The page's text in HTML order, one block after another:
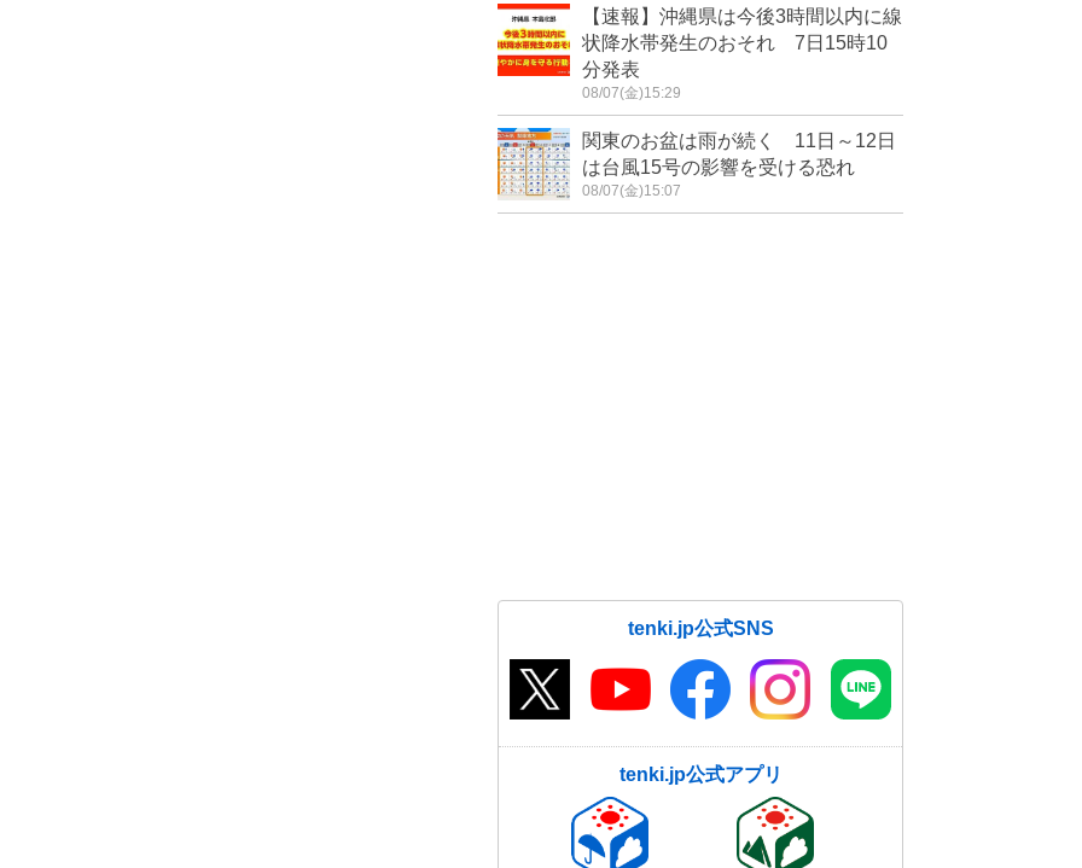
【速報】沖縄県は今後3時間以内に線
状降水帯発生のおそれ 7日15時10
分発表
08/07(金)15:29
関東のお盆は雨が続く 11日～12日
は台風15号の影響を受ける恐れ
08/07(金)15:07
tenki.jp公式SNS
tenki.jp公式アプリ